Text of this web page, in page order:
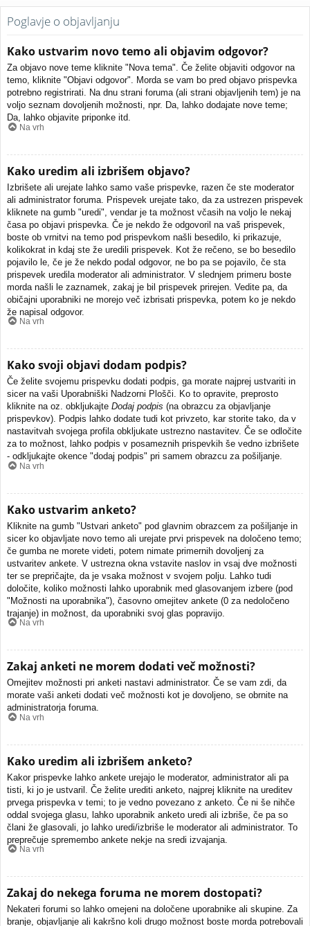
Poglavje o objavljanju
Kako ustvarim novo temo ali objavim odgovor?
Za objavo nove teme kliknite "Nova tema". Če želite objaviti odgovor na
temo, kliknite "Objavi odgovor". Morda se vam bo pred objavo prispevka
potrebno registrirati. Na dnu strani foruma (ali strani objavljenih tem) je na
voljo seznam dovoljenih možnosti, npr. Da, lahko dodajate nove teme;
Da, lahko objavite priponke itd.
Na vrh
Kako uredim ali izbrišem objavo?
Izbrišete ali urejate lahko samo vaše prispevke, razen če ste moderator
ali administrator foruma. Prispevek urejate tako, da za ustrezen prispevek
kliknete na gumb "uredi", vendar je ta možnost včasih na voljo le nekaj
časa po objavi prispevka. Če je nekdo že odgovoril na vaš prispevek,
boste ob vrnitvi na temo pod prispevkom našli besedilo, ki prikazuje,
kolikokrat in kdaj ste že uredili prispevek. Kot že rečeno, se bo besedilo
pojavilo le, če je že nekdo podal odgovor, ne bo pa se pojavilo, če sta
prispevek uredila moderator ali administrator. V slednjem primeru boste
morda našli le zaznamek, zakaj je bil prispevek prirejen. Vedite pa, da
običajni uporabniki ne morejo več izbrisati prispevka, potem ko je nekdo
že napisal odgovor.
Na vrh
Kako svoji objavi dodam podpis?
Če želite svojemu prispevku dodati podpis, ga morate najprej ustvariti in
sicer na vaši Uporabniški Nadzorni Plošči. Ko to opravite, preprosto
kliknite na oz. obkljukajte Dodaj podpis (na obrazcu za objavljanje
prispevkov). Podpis lahko dodate tudi kot privzeto, kar storite tako, da v
nastavitvah svojega profila obkljukate ustrezno nastavitev. Če se odločite
za to možnost, lahko podpis v posameznih prispevkih še vedno izbrišete
- odkljukajte okence "dodaj podpis" pri samem obrazcu za pošiljanje.
Na vrh
Kako ustvarim anketo?
Kliknite na gumb "Ustvari anketo" pod glavnim obrazcem za pošiljanje in
sicer ko objavljate novo temo ali urejate prvi prispevek na določeno temo;
če gumba ne morete videti, potem nimate primernih dovoljenj za
ustvaritev ankete. V ustrezna okna vstavite naslov in vsaj dve možnosti
ter se prepričajte, da je vsaka možnost v svojem polju. Lahko tudi
določite, koliko možnosti lahko uporabnik med glasovanjem izbere (pod
"Možnosti na uporabnika"), časovno omejitev ankete (0 za nedoločeno
trajanje) in možnost, da uporabniki svoj glas popravijo.
Na vrh
Zakaj anketi ne morem dodati več možnosti?
Omejitev možnosti pri anketi nastavi administrator. Če se vam zdi, da
morate vaši anketi dodati več možnosti kot je dovoljeno, se obrnite na
administratorja foruma.
Na vrh
Kako uredim ali izbrišem anketo?
Kakor prispevke lahko ankete urejajo le moderator, administrator ali pa
tisti, ki jo je ustvaril. Če želite urediti anketo, najprej kliknite na ureditev
prvega prispevka v temi; to je vedno povezano z anketo. Če ni še nihče
oddal svojega glasu, lahko uporabnik anketo uredi ali izbriše, če pa so
člani že glasovali, jo lahko uredi/izbriše le moderator ali administrator. To
preprečuje spremembo ankete nekje na sredi izvajanja.
Na vrh
Zakaj do nekega foruma ne morem dostopati?
Nekateri forumi so lahko omejeni na določene uporabnike ali skupine. Za
branje, objavljanje ali kakršno koli drugo možnost boste morda potrebovali